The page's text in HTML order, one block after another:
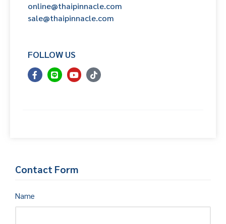
online@thaipinnacle.com
sale@thaipinnacle.com
FOLLOW US
Contact Form
Name